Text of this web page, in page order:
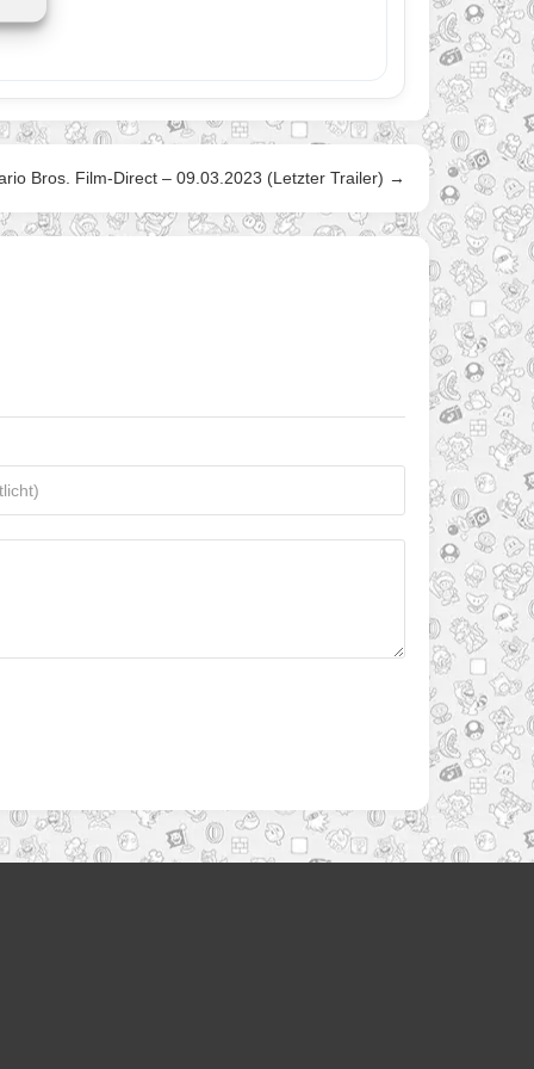
Bros. Film-Direct – 09.03.2023 (Letzter Trailer) →